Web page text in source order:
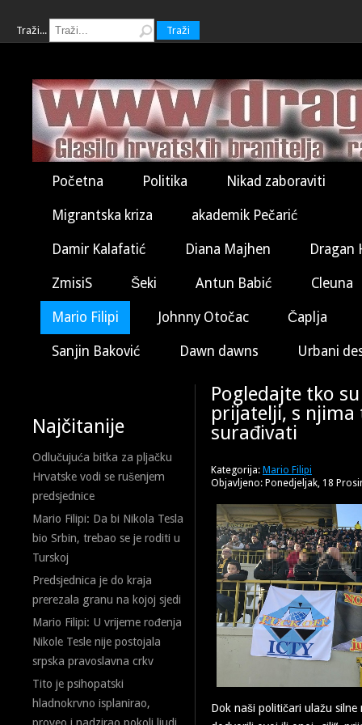
Traži... Traži
Početna Politika Nikad zaboraviti
Migrantska kriza akademik Pečarić
Damir Kalafatić Diana Majhen Dragan
ZmisiS Šeki Antun Babić Cleuna
Mario Filipi Johnny Otočac Čaplja
Sanjin Baković Dawn dawns Urbani
Najčitanije
Odlučujuća bitka za pljačku
Hrvatske vodi se rušenjem
predsjednice
Mario Filipi: Da bi Nikola Tesla
bio Srbin, trebao se je roditi u
Turskoj
Predsjednica je do kraja
prerezala granu na kojoj sjedi
Mario Filipi: U vrijeme rođenja
Nikole Tesle nije postojala
srpska pravoslavna crkv
Tito je psihopatski
hladnokrvno isplanirao,
Pogledajte tko
prijatelji, s njima
surađivati
Kategorija: Mario Filipi
Objavljeno: Ponedjeljak, 18
Dok naši političari ulažu silne